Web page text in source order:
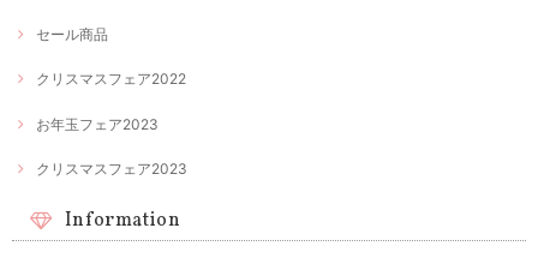
セール商品
クリスマスフェア2022
お年玉フェア2023
クリスマスフェア2023
Information